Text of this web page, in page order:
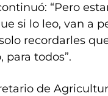
“Pero
si lo leo, van a
recordarles
para todos”.
de